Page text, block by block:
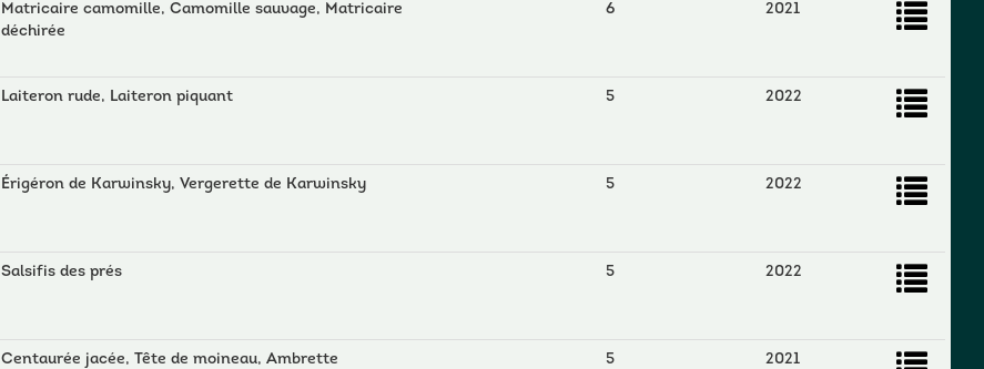
Matricaire camomille, Camomille sauvage, Matricaire
déchirée
6 2021
Laiteron rude, Laiteron piquant 5 2022
Érigéron de Karwinsky, Vergerette de Karwinsky 5 2022
Salsifis des prés 5 2022
Centaurée jacée, Tête de moineau, Ambrette 5 2021